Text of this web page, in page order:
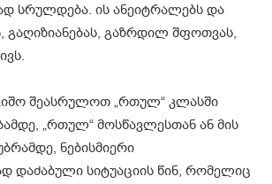
სრულდება. ის ანეიტრალებს და
გაღიზიანებას, გაზრდილ შფოთვას,
შეასრულოთ „რთულ“ კლასში
„რთულ“ მოსწავლესთან ან მის
ნებისმიერი
დაძაბული სიტუაციის წინ, რომელიც